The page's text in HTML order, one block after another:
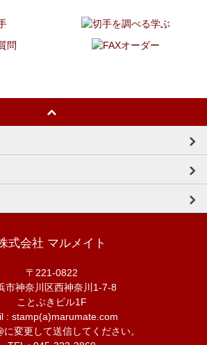
式会社 マルメイト
〒221-0822
市神奈川区西神奈川1-7-8
ことぶきビル1F
: stamp(a)marumate.com
変更して送信してください。